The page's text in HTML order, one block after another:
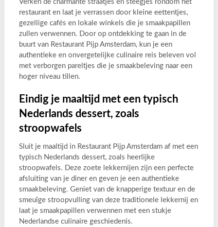
Verken de charmante straatjes en steegjes rondom het
restaurant en laat je verrassen door kleine eettentjes,
gezellige cafés en lokale winkels die je smaakpapillen
zullen verwennen. Door op ontdekking te gaan in de
buurt van Restaurant Pijp Amsterdam, kun je een
authentieke en onvergetelijke culinaire reis beleven vol
met verborgen pareltjes die je smaakbeleving naar een
hoger niveau tillen.
Eindig je maaltijd met een typisch
Nederlands dessert, zoals
stroopwafels
Sluit je maaltijd in Restaurant Pijp Amsterdam af met een
typisch Nederlands dessert, zoals heerlijke
stroopwafels. Deze zoete lekkernijen zijn een perfecte
afsluiting van je diner en geven je een authentieke
smaakbeleving. Geniet van de knapperige textuur en de
smeuïge stroopvulling van deze traditionele lekkernij en
laat je smaakpapillen verwennen met een stukje
Nederlandse culinaire geschiedenis.